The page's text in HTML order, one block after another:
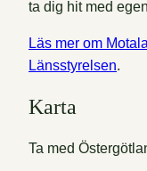
ta dig hit med
Läs mer om
Länsstyrelsen.
Karta
Ta med